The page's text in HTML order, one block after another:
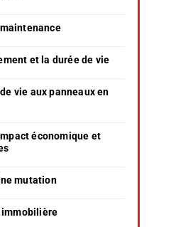
et la durée de vie
vie aux panneaux en
économique et
mutation
immobilière